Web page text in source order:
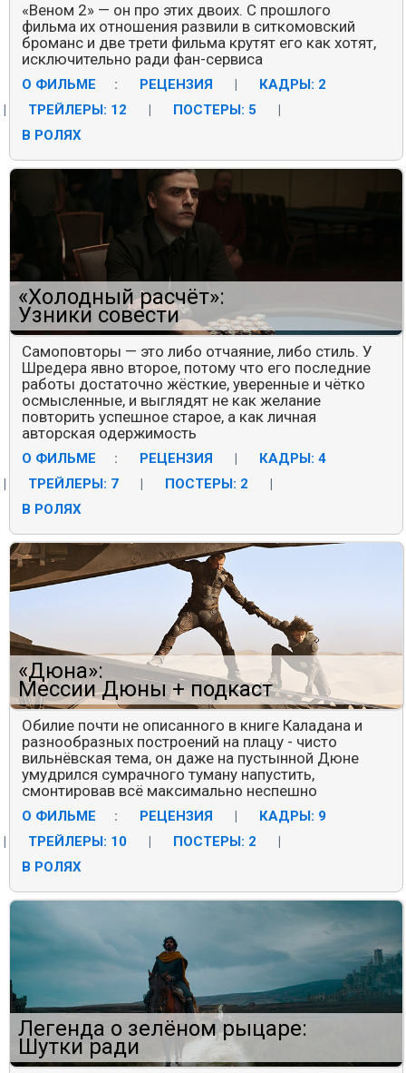
«Веном 2» — он про этих двоих. С прошлого
фильма их отношения развили в ситкомовский
броманс и две трети фильма крутят его как хотят,
исключительно ради фан-сервиса
О ФИЛЬМЕ : РЕЦЕНЗИЯ |
КАДРЫ: 2
|
ТРЕЙЛЕРЫ: 12 | ПОСТЕРЫ: 5
|
В РОЛЯХ
«Холодный расчёт»:
Узники совести
Самоповторы — это либо отчаяние, либо стиль. У
Шредера явно второе, потому что его последние
работы достаточно жёсткие, уверенные и чётко
осмысленные, и выглядят не как желание
повторить успешное старое, а как личная
авторская одержимость
О ФИЛЬМЕ : РЕЦЕНЗИЯ |
КАДРЫ: 4
|
ТРЕЙЛЕРЫ: 7 | ПОСТЕРЫ: 2
|
В РОЛЯХ
«Дюна»:
Мессии Дюны + подкаст
Обилие почти не описанного в книге Каладана и
разнообразных построений на плацу - чисто
вильнёвская тема, он даже на пустынной Дюне
умудрился сумрачного туману напустить,
смонтировав всё максимально неспешно
О ФИЛЬМЕ : РЕЦЕНЗИЯ |
КАДРЫ: 9
|
ТРЕЙЛЕРЫ: 10 | ПОСТЕРЫ: 2
|
В РОЛЯХ
Легенда о зелёном рыцаре:
Шутки ради